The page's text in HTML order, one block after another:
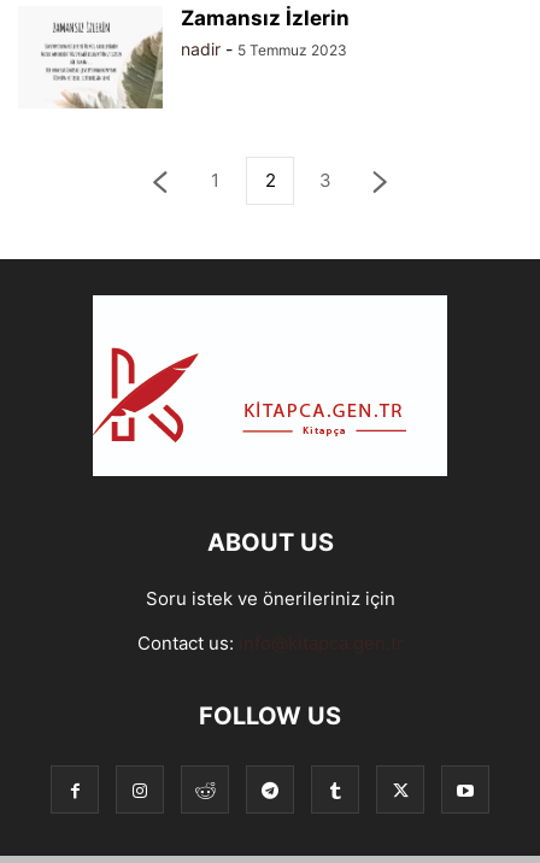
Zamansız İzlerin
nadir - 5 Temmuz 2023
1 2 3
ABOUT US
Soru istek ve önerileriniz için
Contact us:
info@kitapca.gen.tr
FOLLOW US